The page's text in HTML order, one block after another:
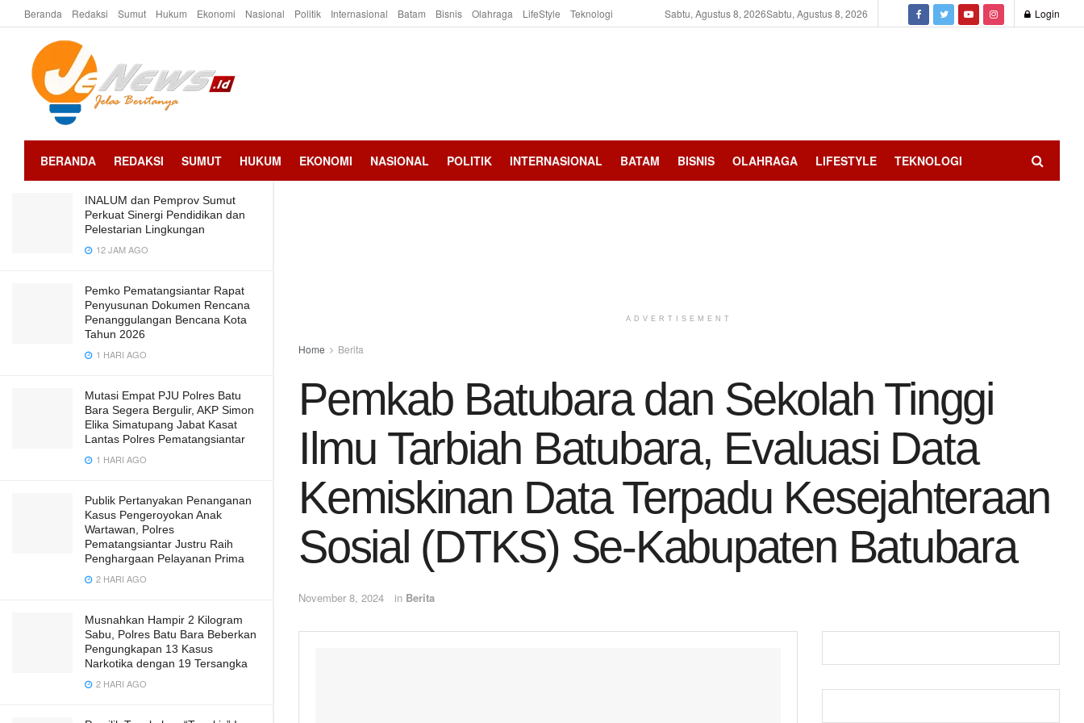
LATEST TRENDING
Pemkab Batubara dan Sekolah Tinggi
Ilmu Tarbiah Batubara, Evaluasi Data
Kemiskinan Data Terpadu
Kesejahteraan Sosial (DTKS) Se-
Kabupaten Batubara
INALUM dan Pemprov Sumut
Perkuat Sinergi Pendidikan dan
Pelestarian Lingkungan
12 JAM AGO
Pemko Pematangsiantar Rapat
Penyusunan Dokumen Rencana
Penanggulangan Bencana Kota
Tahun 2026
1 HARI AGO
Mutasi Empat PJU Polres Batu
Bara Segera Bergulir, AKP Simon
Elika Simatupang Jabat Kasat
Lantas Polres Pematangsiantar
1 HARI AGO
Publik Pertanyakan Penanganan
Kasus Pengeroyokan Anak
Wartawan, Polres
Pematangsiantar Justru Raih
Penghargaan Pelayanan Prima
2 HARI AGO
Musnahkan Hampir 2 Kilogram
Sabu, Polres Batu Bara Beberkan
Pengungkapan 13 Kasus
Narkotika dengan 19 Tersangka
2 HARI AGO
Beranda Redaksi Sumut Hukum Ekonomi Nasional Politik Internasional Batam Bisnis Olahraga LifeStyle Teknologi Sabtu, Agustus 8, 2026Sabtu, Agustus 8, 2026 Login
BERANDA REDAKSI SUMUT HUKUM EKONOMI NASIONAL POLITIK INTERNASIONAL BATAM BISNIS OLAHRAGA LIFESTYLE TEKNOLOGI
ADVERTISEMENT
Home Berita
Pemkab Batubara dan Sekolah Tinggi
Ilmu Tarbiah Batubara, Evaluasi Data
Kemiskinan Data Terpadu Kesejahteraan
Sosial (DTKS) Se-Kabupaten Batubara
November 8, 2024 in Berita